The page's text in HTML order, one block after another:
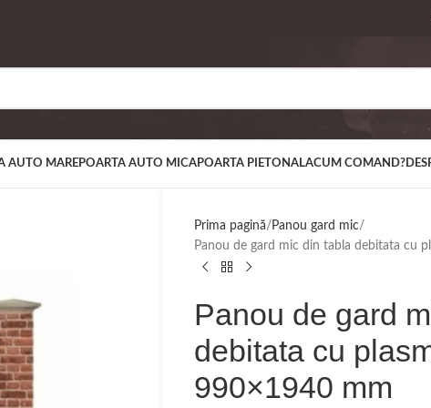
AUTO MAREPOARTA AUTO MICAPOARTA PIETONALACUM COMAND?
Prima pagină
Panou gard mic
Panou de gard mic din tabla debitata cu
Panou de gard
debitata cu
990×1940 mm